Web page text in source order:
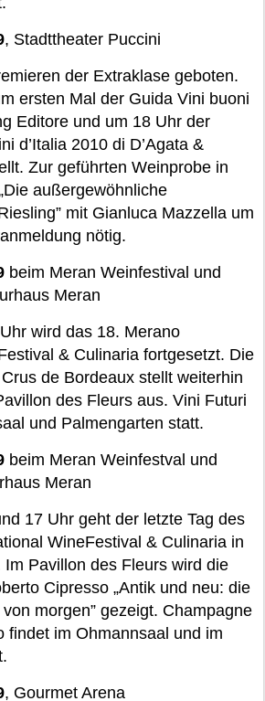
, Stadttheater Puccini
der Extraklase geboten.
ersten Mal der Guida Vini buoni
Editore und um 18 Uhr der
d’Italia 2010 di D’Agata &
Zur geführten Weinprobe in
außergewöhnliche
mit Gianluca Mazzella um
nötig.
beim Meran Weinfestival und
Meran
wird das 18. Merano
& Culinaria fortgesetzt. Die
de Bordeaux stellt weiterhin
des Fleurs aus. Vini Futuri
und Palmengarten statt.
beim Meran Weinfestval und
Meran
17 Uhr geht der letzte Tag des
WineFestival & Culinaria in
Pavillon des Fleurs wird die
Cipresso „Antik und neu: die
morgen” gezeigt. Champagne
findet im Ohmannsaal und im
, Gourmet Arena